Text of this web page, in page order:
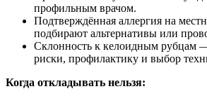
профильным врачом.
Подтверждённая аллергия на
подбирают альтернативы или
Склонность к келоидным рубцам
риски, профилактику и выбор
Когда откладывать нельзя: